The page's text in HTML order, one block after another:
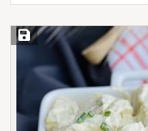
Save Recipe